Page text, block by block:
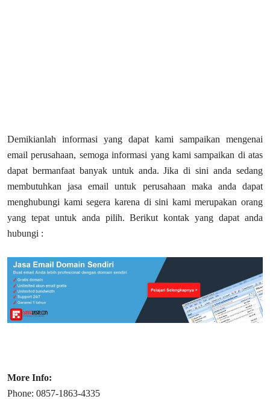
Demikianlah informasi yang dapat kami sampaikan mengenai
email perusahaan, semoga informasi yang kami sampaikan di atas
dapat bermanfaat banyak untuk anda. Jika di sini anda sedang
membutuhkan jasa email untuk perusahaan maka anda dapat
menghubungi kami segera karena di sini kami merupakan orang
yang tepat untuk anda pilih. Berikut kontak yang dapat anda
hubungi :
More Info:
Phone: 0857-1863-4335